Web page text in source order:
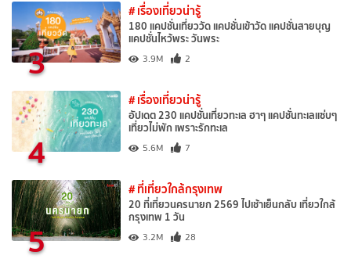
3
# เรื่องเที่ยวน่ารู้
180 แคปชั่นเที่ยววัด แคปชั่นเข้าวัด แคปชั่นสายบุญ
แคปชั่นไหว้พระ วันพระ
3.9M 2
4
# เรื่องเที่ยวน่ารู้
อัปเดต 230 แคปชั่นเที่ยวทะเล ฮาๆ แคปชั่นทะเลแซ่บๆ
เที่ยวไม่พัก เพราะรักทะเล
5.6M 7
5
# ที่เที่ยวใกล้กรุงเทพ
20 ที่เที่ยวนครนายก 2569 ไปเช้าเย็นกลับ เที่ยวใกล้
กรุงเทพ 1 วัน
3.2M 28